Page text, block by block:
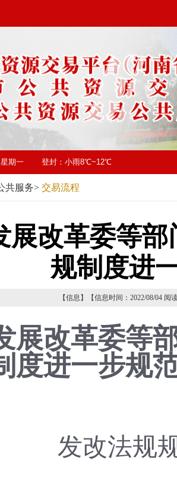
期一 登封： 小雨8℃~12℃
共服务> 交易流程
展改革委等
规制度进
【信息】【信息时间：2022/08/04 阅
展改革委等
度进一步规
发改法规